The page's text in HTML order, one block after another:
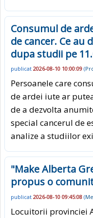
Consumul de
de cancer. Ce au
dupa studii pe
publicat 2026-08-10 10:00:09 (
Persoanele care
de ardei iute ar
de a dezvolta
special cancerul de
analize a studiilor
"Make Alberta
propus o
publicat 2026-08-10 09:45:08 (
Locuitorii provinciei